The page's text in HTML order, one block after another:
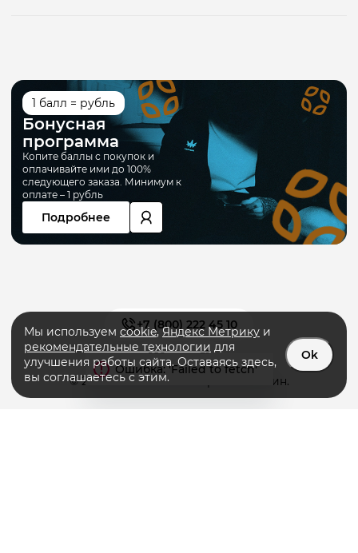
© 2026 «PRIMERA» интернет-магазин.
+7 (800) 222 45 10
1 балл = рубль
Бонусная
программа
Копите баллы с покупок и
оплачивайте ими до 100%
следующего заказа. Минимум к
оплате – 1 рубль
Подробнее
Мы используем cookie,Яндекс Метрику и
рекомендательные технологии для
улучшения работы сайта. Оставаясь здесь,
вы соглашаетесь с этим.
Ok